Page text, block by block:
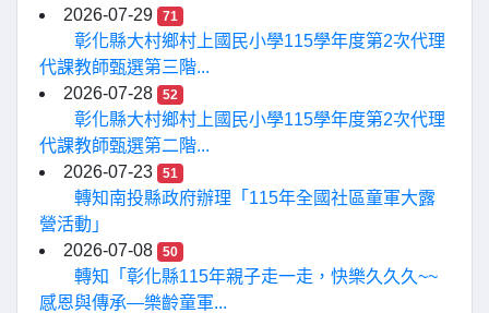
2026-07-29 71
彰化縣大村鄉村上國民小學115學年度第2次代理
代課教師甄選第三階...
2026-07-28
52
彰化縣大村鄉村上國民小學115學年度第2次代理
代課教師甄選第二階...
2026-07-23
51
轉知南投縣政府辦理「115年全國社區童軍大露
營活動」
2026-07-08
50
轉知「彰化縣115年親子走一走，快樂久久久~~
感恩與傳承—樂齡童軍...